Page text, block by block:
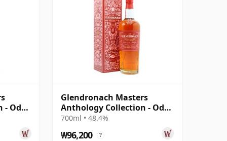
- Ode
Glendronach Masters
Anthology Collection - Ode
To The Embers S
700ml • 48.4%
₩96,200 ?